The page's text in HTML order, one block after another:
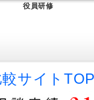
役員研修
サイト